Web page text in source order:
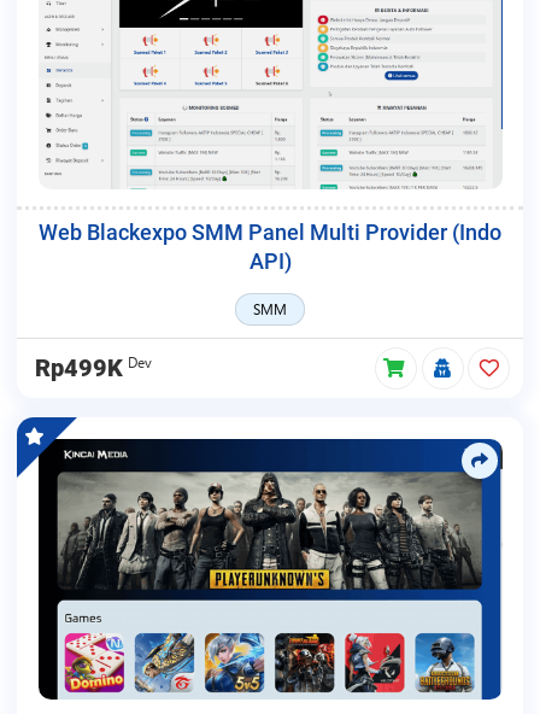
Web Blackexpo SMM Panel Multi Provider (Indo
API)
SMM
Rp499K Dev